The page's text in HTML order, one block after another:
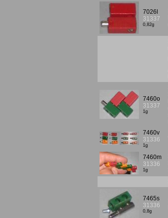
7026l
31337
0,82g
7460o
31337
1g
7460v
31336
1g
7460m
31336
1g
7465s
31336
0,8g